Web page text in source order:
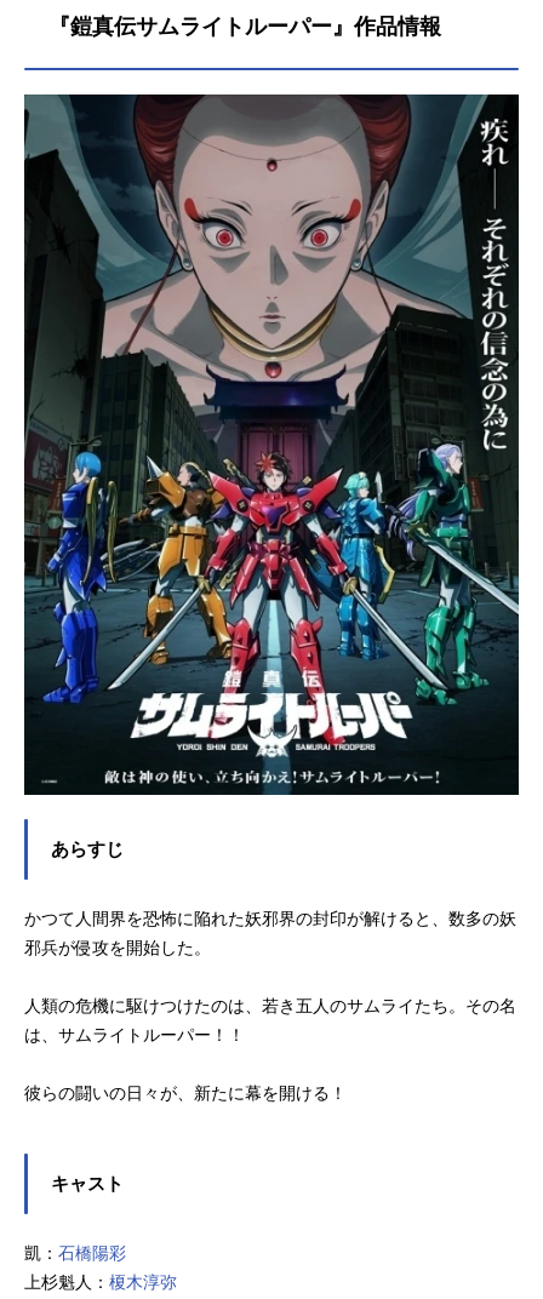
『鎧真伝サムライトルーパー』作品情報
あらすじ
かつて人間界を恐怖に陥れた妖邪界の封印が解けると、数多の妖
邪兵が侵攻を開始した。
人類の危機に駆けつけたのは、若き五人のサムライたち。その名
は、サムライトルーパー！！
彼らの闘いの日々が、新たに幕を開ける！
キャスト
凱： 石橋陽彩
上杉魁人： 榎木淳弥